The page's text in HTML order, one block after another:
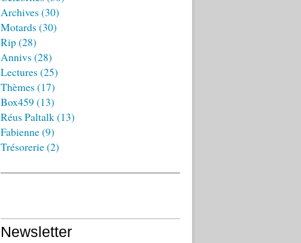
Archives (30)
Motards (30)
Rip(28)
Annivs (28)
Lectures (25)
Thèmes (17)
Box459 (13)
Réus Paltalk(13)
Fabienne(9)
Trésorerie(2)
Newsletter